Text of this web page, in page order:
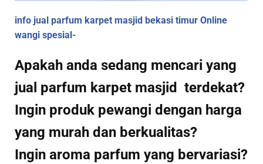
info jual parfum karpet masjid bekasi timur Online
wangi spesial-
Apakah anda sedang mencari yang
jual parfum karpet masjid terdekat?
Ingin produk pewangi dengan harga
yang murah dan berkualitas?
Ingin aroma parfum yang bervariasi?